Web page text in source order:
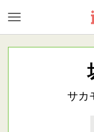
サカ